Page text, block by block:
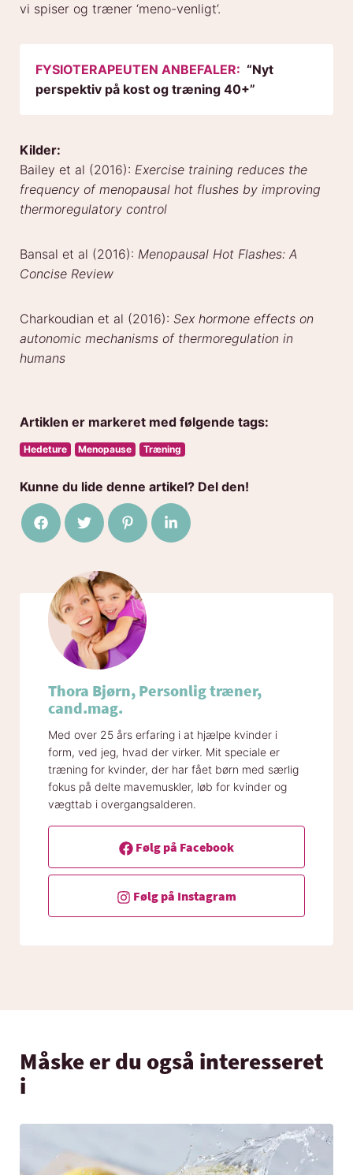
vi spiser og træner ‘meno-venligt’.
FYSIOTERAPEUTEN ANBEFALER: “Nyt
perspektiv på kost og træning 40+”
Kilder:
Bailey et al (2016): Exercise training reduces the
frequency of menopausal hot flushes by improving
thermoregulatory control
Bansal et al (2016): Menopausal Hot Flashes: A
Concise Review
Charkoudian et al (2016): Sex hormone effects on
autonomic mechanisms of thermoregulation in
humans
Artiklen er markeret med følgende tags:
Hedeture Menopause Træning
Kunne du lide denne artikel? Del den!
Del på Facebook
Del på TwitterDel på Pinterest
Del på LinkedIn
Thora Bjørn, Personlig træner,
cand.mag.
Med over 25 års erfaring i at hjælpe kvinder i
form, ved jeg, hvad der virker. Mit speciale er
træning for kvinder, der har fået børn med særlig
fokus på delte mavemuskler, løb for kvinder og
vægttab i overgangsalderen.
Følg på Facebook
Følg på Instagram
Måske er du også interesseret
i